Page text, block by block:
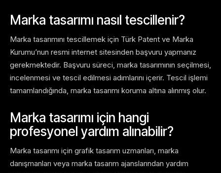
Marka tasarımı nasıl tescillenir?
Marka tasarımını tescillemek için Türk Patent ve Marka
Kurumu’nun resmi internet sitesinden başvuru yapmanız
gerekmektedir. Başvuru süreci, marka tasarımının seçilmesi,
incelenmesi ve tescil edilmesi adımlarını içerir. Tescil işlemi
tamamlandığında, marka tasarımı koruma altına alınmış olur.
Marka tasarımı için hangi
profesyonel yardım alınabilir?
Marka tasarımı için grafik tasarım uzmanları, marka
danışmanları veya marka tasarım ajanslarından yardım